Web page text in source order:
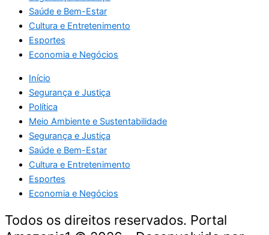
Saúde e Bem-Estar
Cultura e Entretenimento
Esportes
Economia e Negócios
Início
Segurança e Justiça
Política
Meio Ambiente e Sustentabilidade
Segurança e Justiça
Saúde e Bem-Estar
Cultura e Entretenimento
Esportes
Economia e Negócios
Todos os direitos reservados. Portal